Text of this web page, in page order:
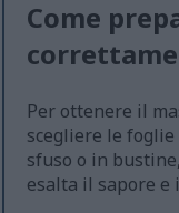
Come
Per ottenere il
scegliere le
sfuso o in
esalta il sapore e